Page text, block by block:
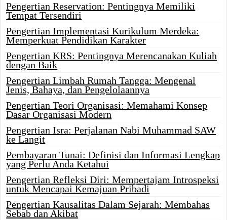
Pengertian Reservation: Pentingnya Memiliki
Tempat Tersendiri
Pengertian Implementasi Kurikulum Merdeka:
Memperkuat Pendidikan Karakter
Pengertian KRS: Pentingnya Merencanakan Kuliah
dengan Baik
Pengertian Limbah Rumah Tangga: Mengenal
Jenis, Bahaya, dan Pengelolaannya
Pengertian Teori Organisasi: Memahami Konsep
Dasar Organisasi Modern
Pengertian Isra: Perjalanan Nabi Muhammad SAW
ke Langit
Pembayaran Tunai: Definisi dan Informasi Lengkap
yang Perlu Anda Ketahui
Pengertian Refleksi Diri: Mempertajam Introspeksi
untuk Mencapai Kemajuan Pribadi
Pengertian Kausalitas Dalam Sejarah: Membahas
Sebab dan Akibat